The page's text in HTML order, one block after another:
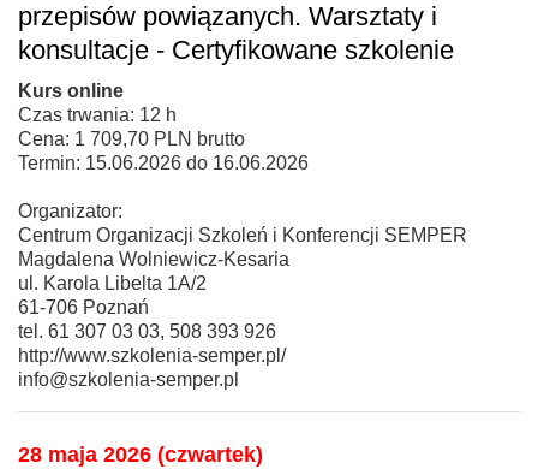
przepisów powiązanych. Warsztaty i
konsultacje - Certyfikowane szkolenie
Kurs online
Czas trwania: 12 h
Cena: 1 709,70 PLN brutto
Termin: 15.06.2026 do 16.06.2026
Organizator:
Centrum Organizacji Szkoleń i Konferencji SEMPER
Magdalena Wolniewicz-Kesaria
ul. Karola Libelta 1A/2
61-706 Poznań
tel. 61 307 03 03, 508 393 926
http://www.szkolenia-semper.pl/
info@szkolenia-semper.pl
28 maja 2026 (czwartek)